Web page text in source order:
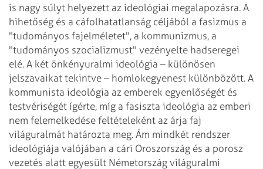
is nagy súlyt helyezett az ideológiai megalapozásra. A
hihetőség és a cáfolhatatlanság céljából a fasizmus a
"tudományos fajelméletet", a kommunizmus, a
"tudományos szocializmust" vezényelte hadseregei
elé. A két önkényuralmi ideológia – különösen
jelszavaikat tekintve – homlokegyenest különbözött. A
kommunista ideológia az emberek egyenlőségét és
testvériségét ígérte, míg a fasiszta ideológia az emberi
nem felemelkedése feltételeként az árja faj
világuralmát határozta meg. Ám mindkét rendszer
ideológiája valójában a cári Oroszország és a porosz
vezetés alatt egyesült Németország világuralmi